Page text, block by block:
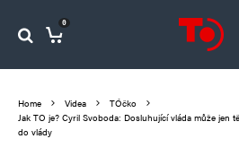
0
Home Videa
TÓčko
Jak TO je? Cyril Svoboda: Dosluhující vláda může jen
do vlády